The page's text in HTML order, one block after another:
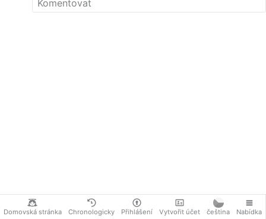
Domovská stránka Chronologicky Přihlášení Vytvořit účet čeština Nabídka